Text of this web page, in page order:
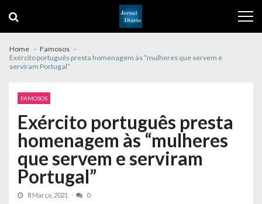
navigation
content
Home
Famosos
Exército português presta homenagem às “mulheres que servem e
serviram Portugal”
FAMOSOS
Exército português presta
homenagem às “mulheres
que servem e serviram
Portugal”
8 Março, 2021 0